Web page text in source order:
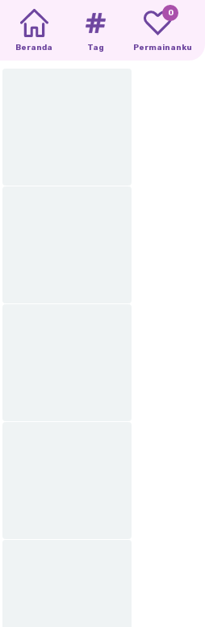
Beranda Tag
0
Permainanku